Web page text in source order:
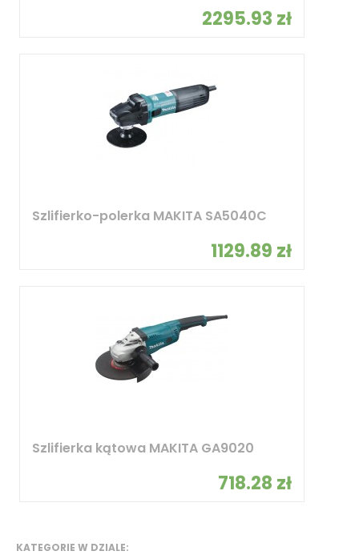
KATEGORIE W DZIALE:
2295.93 zł
Szlifierko-polerka MAKITA SA5040C
1129.89 zł
Szlifierka kątowa MAKITA GA9020
718.28 zł